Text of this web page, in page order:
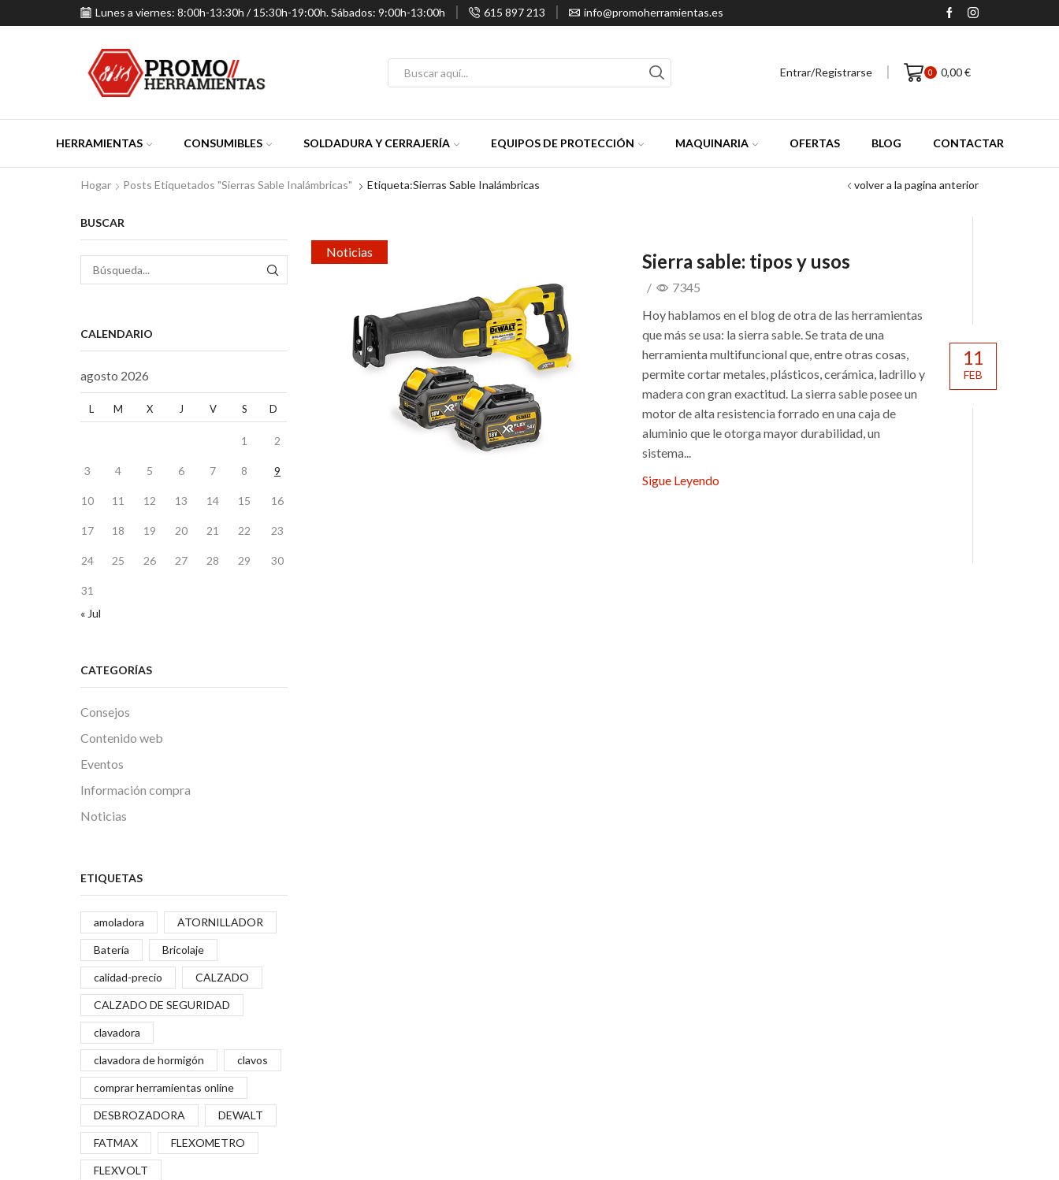
Lunes a viernes: 8:00h-13:30h / 15:30h-19:00h. Sábados: 9:00h-13:00h 615 897 213 info@promoherramientas.es
Entrar/Registrarse 0 0,00€
HERRAMIENTAS CONSUMIBLES SOLDADURA Y CERRAJERÍA EQUIPOS DE PROTECCIÓN MAQUINARIA OFERTAS BLOG CONTACTAR
volver a la pagina anterior
Hogar Posts Etiquetados "Sierras Sable Inalámbricas" Etiqueta:Sierras Sable Inalámbricas
Noticias Sierra sable: tipos y usos
/
7345
Hoy hablamos en el blog de otra de las herramientas
que más se usa: la sierra sable. Se trata de una
herramienta multifuncional que, entre otras cosas,
permite cortar metales, plásticos, cerámica, ladrillo y
madera con gran exactitud. La sierra sable posee un
motor de alta resistencia forrado en una caja de
aluminio que le otorga mayor durabilidad, un
sistema...
Sigue Leyendo
11
FEB
BUSCAR
BÚSQUEDA
CALENDARIO
agosto 2026
L M X J V S D
1 2
3 4 5 6 7 8 9
10 11 12 13 14 15 16
17 18 19 20 21 22 23
24 25 26 27 28 29 30
31
« Jul
CATEGORÍAS
Consejos
Contenido web
Eventos
Información compra
Noticias
ETIQUETAS
amoladora ATORNILLADOR
Batería Bricolaje
calidad-precio CALZADO
CALZADO DE SEGURIDAD
clavadora
clavadora de hormigón clavos
comprar herramientas online
DESBROZADORA DEWALT
FATMAX FLEXOMETRO
FLEXVOLT